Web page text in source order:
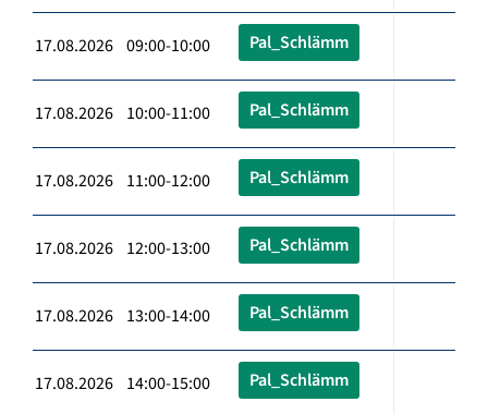
17.08.2026 09:00-10:00 Pal_Schlämm
17.08.2026 10:00-11:00 Pal_Schlämm
17.08.2026 11:00-12:00 Pal_Schlämm
17.08.2026 12:00-13:00 Pal_Schlämm
17.08.2026 13:00-14:00 Pal_Schlämm
17.08.2026 14:00-15:00 Pal_Schlämm